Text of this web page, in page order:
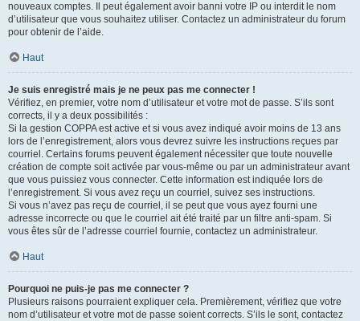
nouveaux comptes. Il peut également avoir banni votre IP ou interdit le nom
d’utilisateur que vous souhaitez utiliser. Contactez un administrateur du forum
pour obtenir de l’aide.
Haut
Je suis enregistré mais je ne peux pas me connecter !
Vérifiez, en premier, votre nom d’utilisateur et votre mot de passe. S’ils sont
corrects, il y a deux possibilités :
Si la gestion COPPA est active et si vous avez indiqué avoir moins de 13 ans
lors de l’enregistrement, alors vous devrez suivre les instructions reçues par
courriel. Certains forums peuvent également nécessiter que toute nouvelle
création de compte soit activée par vous-même ou par un administrateur avant
que vous puissiez vous connecter. Cette information est indiquée lors de
l’enregistrement. Si vous avez reçu un courriel, suivez ses instructions.
Si vous n’avez pas reçu de courriel, il se peut que vous ayez fourni une
adresse incorrecte ou que le courriel ait été traité par un filtre anti-spam. Si
vous êtes sûr de l’adresse courriel fournie, contactez un administrateur.
Haut
Pourquoi ne puis-je pas me connecter ?
Plusieurs raisons pourraient expliquer cela. Premièrement, vérifiez que votre
nom d’utilisateur et votre mot de passe soient corrects. S’ils le sont, contactez